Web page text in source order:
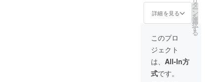
が存続
する限
場内：8
月23日
里庫、
24日＠
こ音楽
ます。
●HPと
前を掲
「備考
欄」に
掲示す
る支援
希望の
際は
「備考
お名前
を記載
くださ
い ●ツ
カキン
2024 オ
日誌
(メー
ル：
イトの
非公開
ページ
閲覧用
URLを
送付) ●
キー、
こっ
ちゃん
御礼
メッ
セージ
動画(約
3分／
メー
ご相
談。関
東エリ
に伺う
際は、
別途宿
泊交通
費を頂
戴しま
詳細を見る
タ
ー
ン
を
選
択
す
る
このプロ
ジェクト
は、 All-In方
式です。